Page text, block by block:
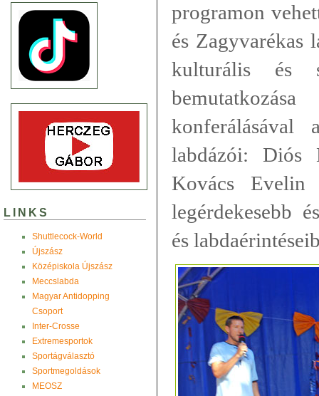
LINKS
Shuttlecock-World
Újszász
Középiskola Újszász
Meccslabda
Magyar Antidopping
Csoport
Inter-Crosse
Extremesportok
Sportágválasztó
Sportmegoldások
MEOSZ
programon
és Zagyvarékas
kulturális és
labdázói: Diós
Kovács Evelin
legérdekesebb
és